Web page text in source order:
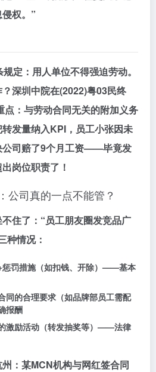
权。”
定：用人单位不得强迫劳动。
深圳中院在(2022)粤03民终
： 与劳动合同无关的附加义务
发量纳入KPI，员工小张因未
公司赔了9个月工资——毕竟发
岗位职责了！
公司真的一点不能管？
住了：“员工朋友圈发竞品广
种情况：
惩罚措施（如扣钱、开除）——基本
同的合理要求（如品牌部员工需配
报酬
激励活动（转发抽奖等）——法律
：某MCN机构与网红签合同